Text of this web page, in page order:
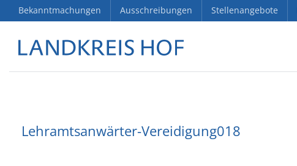
Bekanntmachungen Ausschreibungen Stellenangebote
Lehramtsanwärter-Vereidigung018